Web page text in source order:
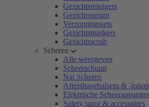
Gezichtsreinigers
Gezichtsserum
Verzorgingssets
Gezichtsmaskers
Gezichtsscrub
Scheren
Alle weergeven
Scheerschuim
Nat Scheren
Aftershavebalsem & -lotion
Elektrische
Safety razor & accessoires